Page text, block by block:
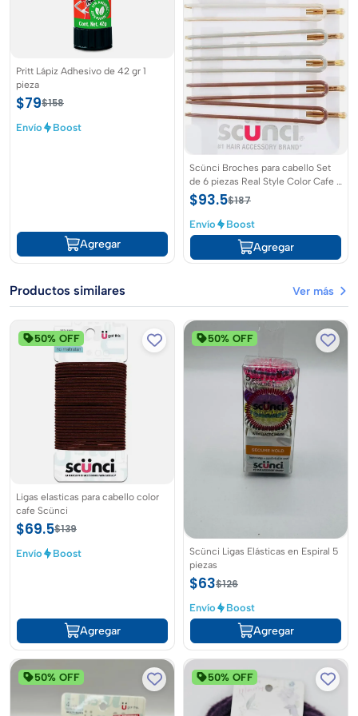
Pritt Lápiz Adhesivo de 42 gr 1
pieza
$79$158
Envío Boost
Agregar
Scünci Broches para cabello Set
de 6 piezas Real Style Color Cafe y
Gris
$93.5$187
Envío Boost
Agregar
Productos similares Ver más
50% OFF
Ligas elasticas para cabello color
cafe Scünci
$69.5$139
Envío Boost
Agregar
50% OFF
Scünci Ligas Elásticas en Espiral 5
piezas
$63$126
Envío Boost
Agregar
50% OFF 50% OFF